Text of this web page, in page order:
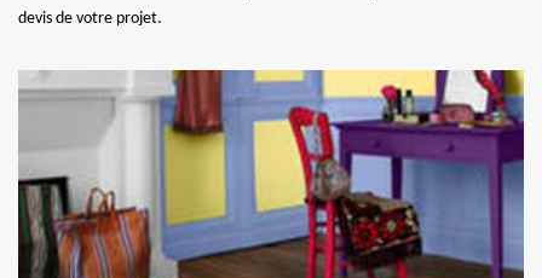
devis de votre projet.